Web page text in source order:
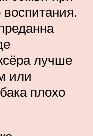
лучше
или
плохо